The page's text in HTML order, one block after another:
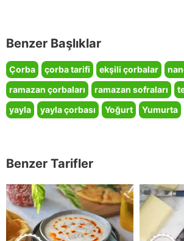
Benzer Başlıklar
Çorba çorba tarifi ekşili çorbalar
ramazan çorbaları
ramazan sofraları
yayla
yayla çorbası Yoğurt Yumurta
Benzer Tarifler